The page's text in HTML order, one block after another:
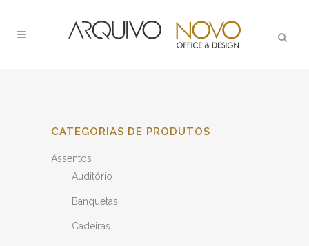
CATEGORIAS DE PRODUTOS
Assentos
Auditório
Banquetas
Cadeiras